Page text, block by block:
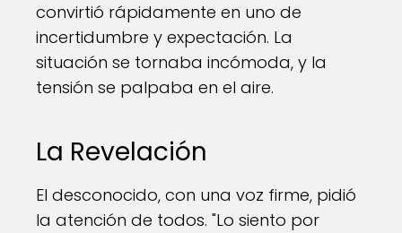
convirtió rápidamente en uno de
incertidumbre y expectación. La
situación se tornaba incómoda, y la
tensión se palpaba en el aire.
La Revelación
El desconocido, con una voz firme, pidió
la atención de todos. "Lo siento por